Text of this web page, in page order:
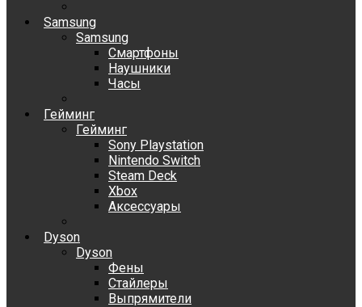
Samsung
Samsung
Смартфоны
Наушники
Часы
Гейминг
Гейминг
Sony Playstation
Nintendo Switch
Steam Deck
Xbox
Аксессуары
Dyson
Dyson
Фены
Стайлеры
Выпрямители